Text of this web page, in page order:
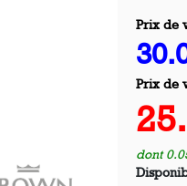
Prix de
Prix de
dont